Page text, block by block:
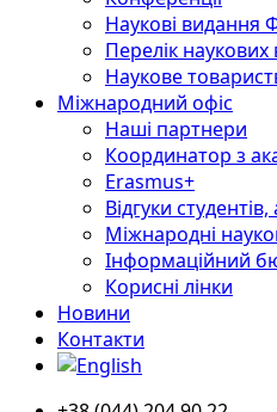
Наукові видання
Перелік наукових
Наукове
Міжнародний офіс
Наші партнери
Координатор з
Erasmus+
Відгуки
Міжнародні
Інформаційний
Корисні лінки
Новини
Контакти